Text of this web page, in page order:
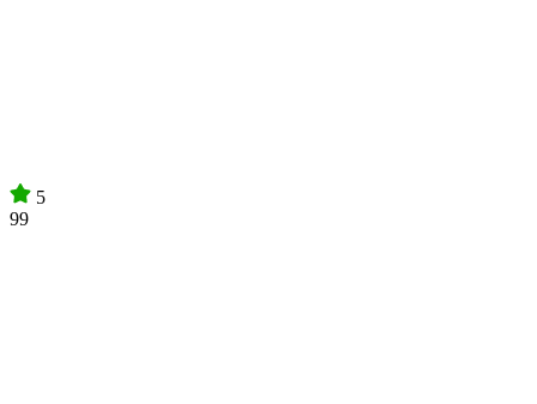
5
99